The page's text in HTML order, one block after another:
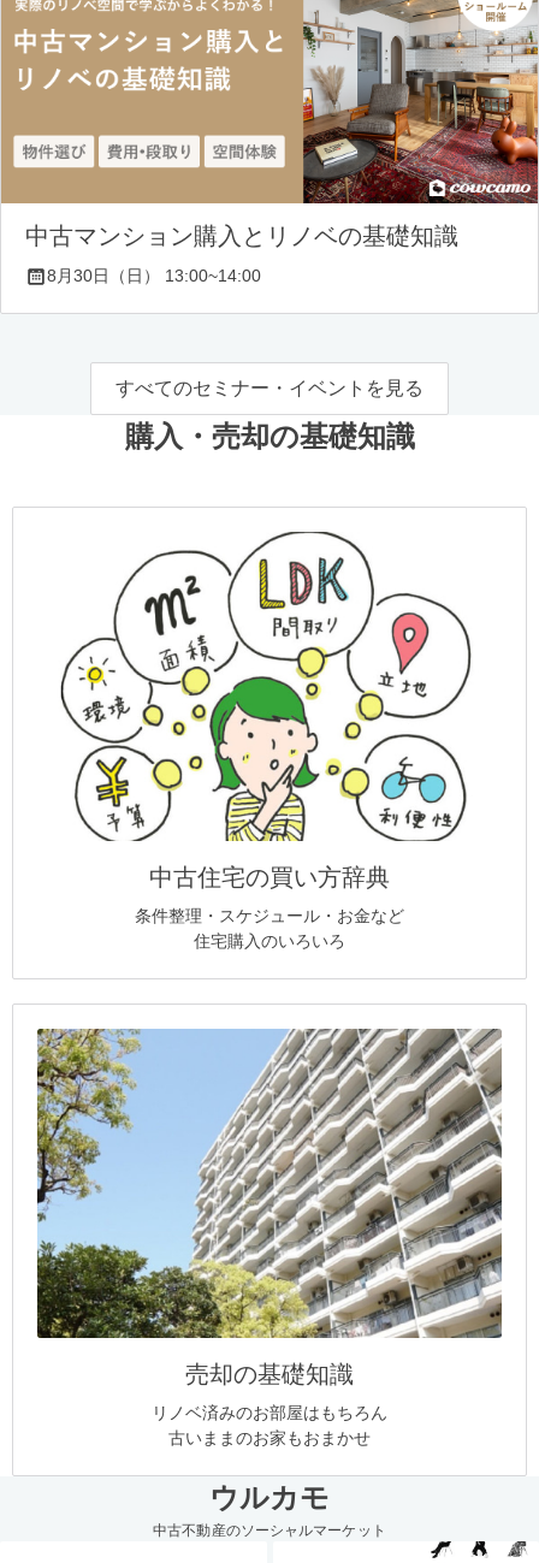
中古マンション購入とリノベの基礎知識
8月30日（日） 13:00~14:00
すべてのセミナー・イベントを見る
購入・売却の基礎知識
中古住宅の買い方辞典
条件整理・スケジュール・お金など
住宅購入のいろいろ
売却の基礎知識
リノベ済みのお部屋はもちろん
古いままのお家もおまかせ
ウルカモ
中古不動産のソーシャルマーケット